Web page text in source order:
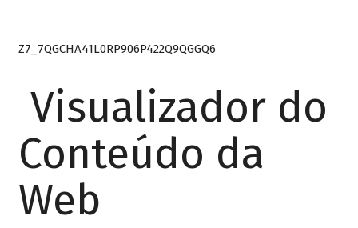
Z7_7QGCHA41L0RP906P422Q9QGGQ6
Visualizador do
Conteúdo da
Web